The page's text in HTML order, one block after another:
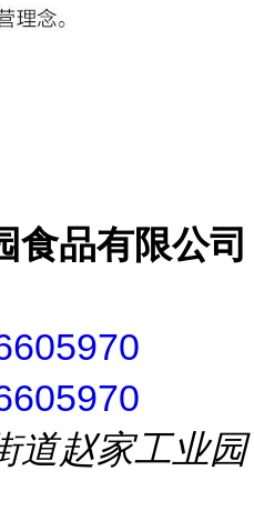
食品有限公司
道赵家工业园